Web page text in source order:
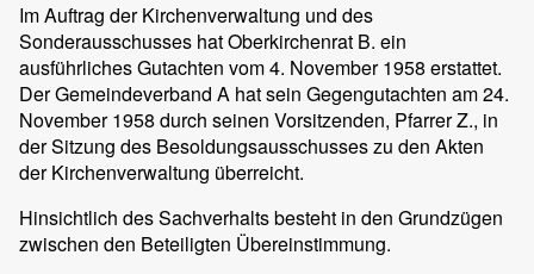
Im Auftrag der Kirchenverwaltung und des
Sonderausschusses hat Oberkirchenrat B. ein
ausführliches Gutachten vom 4. November 1958 erstattet.
Der Gemeindeverband A hat sein Gegengutachten am 24.
November 1958 durch seinen Vorsitzenden, Pfarrer Z., in
der Sitzung des Besoldungsausschusses zu den Akten
der Kirchenverwaltung überreicht.
Hinsichtlich des Sachverhalts besteht in den Grundzügen
zwischen den Beteiligten Übereinstimmung.